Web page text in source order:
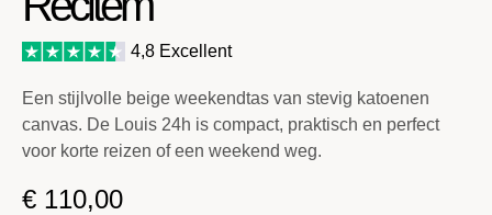
4,8 Excellent
Een stijlvolle beige weekendtas van stevig katoenen
canvas. De Louis 24h is compact, praktisch en perfect
voor korte reizen of een weekend weg.
€ 110,00